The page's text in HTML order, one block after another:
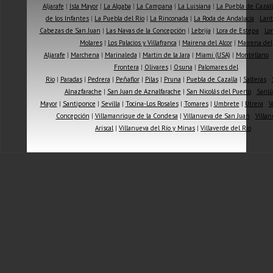
Aljarafe | Isla Mayor| La Algaba | La Campana | La Luisiana | La Puebla de
de los Infantes | La Puebla del Río | La Rinconada | La Roda de Andalucía
Cabezas de San Juan | Las Navas de la Concepción | Lebrija | Lora de Estepa
Molares| Los Palacios y Villafranca | Mairena del Alcor| Mairena del
Aljarafe | Marchena | Marinaleda | Martin de la Jara | Miami (USA) | Montellano
Frontera | Olivares| Osuna | Palomares del
Río| Paradas| Pedrera | Peñaflor| Pilas| Pruna | Puebla de Cazalla | Salteras|
Alnazfarache | San Juan de Aznalfarache | San Nicolás del Puerto|
Mayor| Santiponce | Sevilla | Tocina-Los Rosales| Tomares| Umbrete | Utrera
Concepción | Villamanrique de la Condesa | Villanueva de San Juan
Ariscal| Villanueva del Río y Minas | Villaverde del Río